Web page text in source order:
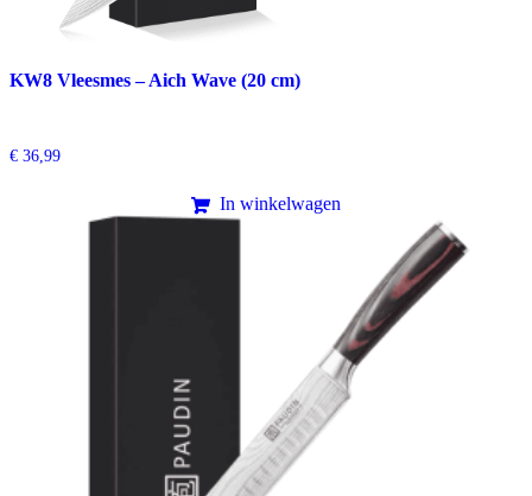
KW8 Vleesmes – Aich Wave (20 cm)
€ 36,99
In winkelwagen